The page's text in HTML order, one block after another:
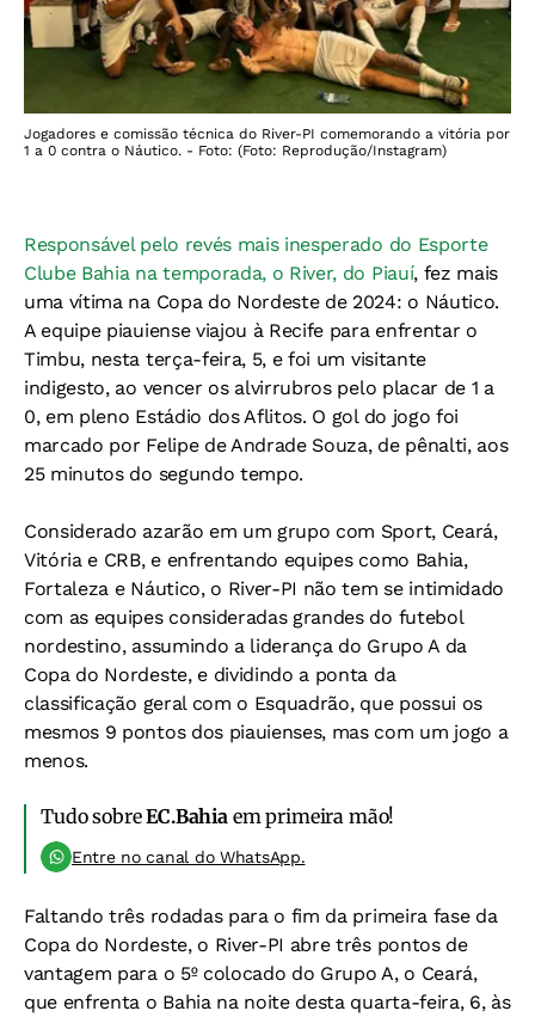
Jogadores e comissão técnica do River-PI comemorando a vitória por
1 a 0 contra o Náutico. - Foto: (Foto: Reprodução/Instagram)
Responsável pelo revés mais inesperado do Esporte
Clube Bahia na temporada, o River, do Piauí, fez mais
uma vítima na Copa do Nordeste de 2024: o Náutico.
A equipe piauiense viajou à Recife para enfrentar o
Timbu, nesta terça-feira, 5, e foi um visitante
indigesto, ao vencer os alvirrubros pelo placar de 1 a
0, em pleno Estádio dos Aflitos. O gol do jogo foi
marcado por Felipe de Andrade Souza, de pênalti, aos
25 minutos do segundo tempo.
Considerado azarão em um grupo com Sport, Ceará,
Vitória e CRB, e enfrentando equipes como Bahia,
Fortaleza e Náutico, o River-PI não tem se intimidado
com as equipes consideradas grandes do futebol
nordestino, assumindo a liderança do Grupo A da
Copa do Nordeste, e dividindo a ponta da
classificação geral com o Esquadrão, que possui os
mesmos 9 pontos dos piauienses, mas com um jogo a
menos.
Tudo sobreEC.Bahia em primeira mão!
Entre no canal do WhatsApp.
Faltando três rodadas para o fim da primeira fase da
Copa do Nordeste, o River-PI abre três pontos de
vantagem para o 5º colocado do Grupo A, o Ceará,
que enfrenta o Bahia na noite desta quarta-feira, 6, às